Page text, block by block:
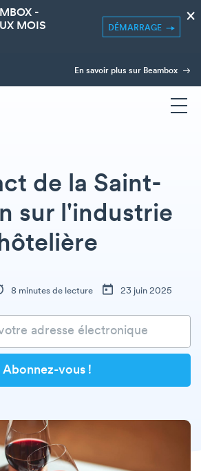
-
MOIS
DÉMARRAGE
×
En savoir plus sur Beambox
de la Saint-
sur l'industrie
8 minutes de lecture 23 juin 2025